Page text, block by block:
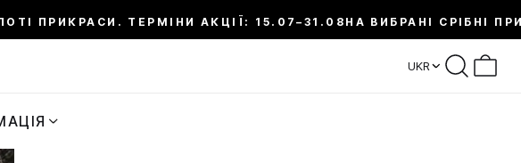
ПРИКРАСИ. ТЕРМІНИ АКЦІЇ: 15.07–31.08 НА ВИБРАНІ СРІБНІ
UKR